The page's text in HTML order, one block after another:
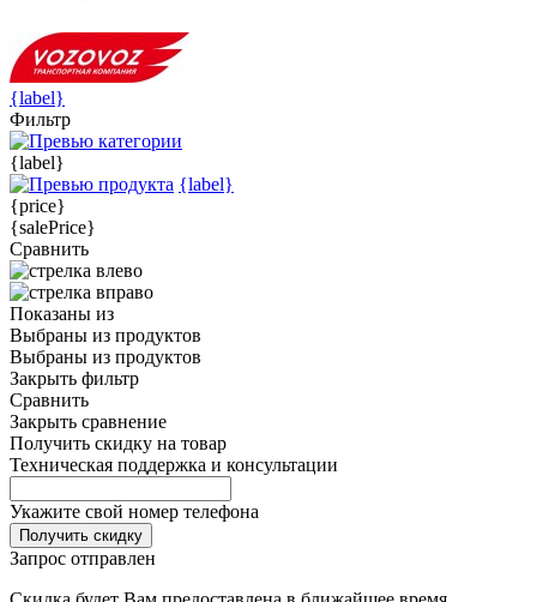
{label}
Фильтр
{label}
{label}
{price}
{salePrice}
Сравнить
Показаны из
Выбраны из продуктов
Выбраны из продуктов
Закрыть фильтр
Сравнить
Закрыть сравнение
Получить скидку на товар
Техническая поддержка и консультации
Укажите свой номер телефона
Получить скидку
Запрос отправлен